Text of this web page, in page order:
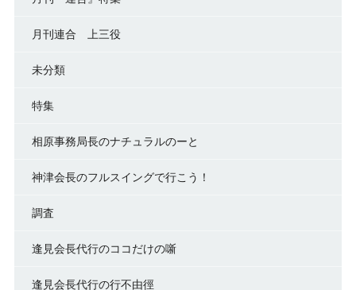
月刊連合 上三役
未分類
特集
相原事務局長のナチュラルのーと
神津会長のフルスイングで行こう！
調査
逢見会長代行のココだけの噺
逢見会長代行の行不由徑